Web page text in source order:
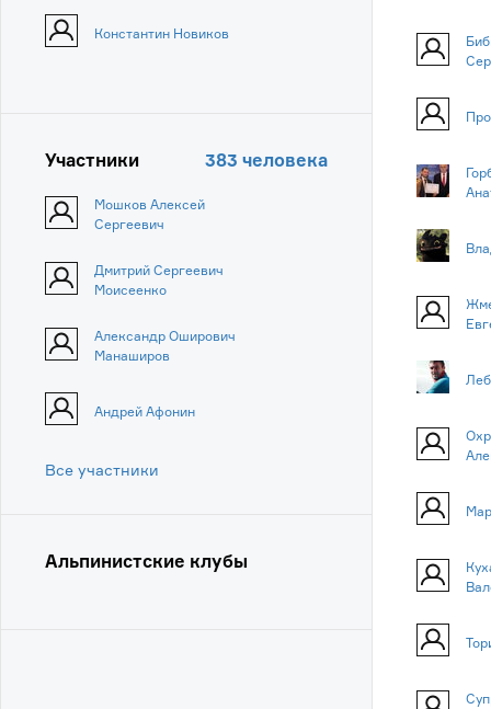
Константин Новиков
Участники 383 человека
Мошков Алексей
Сергеевич
Дмитрий Сергеевич
Моисеенко
Александр Оширович
Манаширов
Андрей Афонин
Все участники
Альпинистские клубы